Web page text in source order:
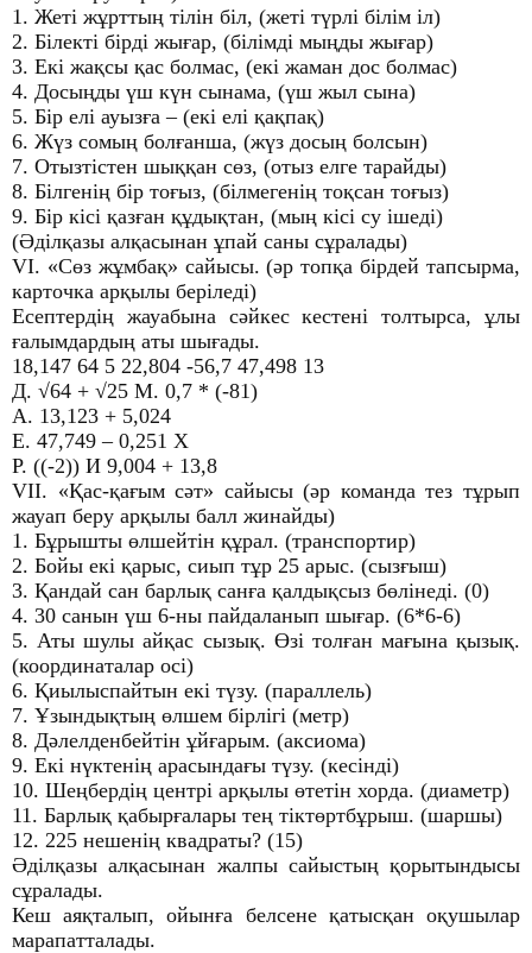
1. Жеті жұрттың тілін біл, (жеті түрлі білім іл)
2. Білекті бірді жығар, (білімді мыңды жығар)
3. Екі жақсы қас болмас, (екі жаман дос болмас)
4. Досыңды үш күн сынама, (үш жыл сына)
5. Бір елі ауызға – (екі елі қақпақ)
6. Жүз сомың болғанша, (жүз досың болсын)
7. Отызтістен шыққан сөз, (отыз елге тарайды)
8. Білгенің бір тоғыз, (білмегенің тоқсан тоғыз)
9. Бір кісі қазған құдықтан, (мың кісі су ішеді)
(Әділқазы алқасынан ұпай саны сұралады)
VІ. «Сөз жұмбақ» сайысы. (әр топқа бірдей тапсырма,
карточка арқылы беріледі)
Есептердің жауабына сәйкес кестені толтырса, ұлы
ғалымдардың аты шығады.
18,147 64 5 22,804 -56,7 47,498 13
Д. √64 + √25 М. 0,7 * (-81)
А. 13,123 + 5,024
Е. 47,749 – 0,251 Х
Р. ((-2)) И 9,004 + 13,8
VІІ. «Қас-қағым сәт» сайысы (әр команда тез тұрып
жауап беру арқылы балл жинайды)
1. Бұрышты өлшейтін құрал. (транспортир)
2. Бойы екі қарыс, сиып тұр 25 арыс. (сызғыш)
3. Қандай сан барлық санға қалдықсыз бөлінеді. (0)
4. 30 санын үш 6-ны пайдаланып шығар. (6*6-6)
5. Аты шулы айқас сызық. Өзі толған мағына қызық.
(координаталар осі)
6. Қиылыспайтын екі түзу. (параллель)
7. Ұзындықтың өлшем бірлігі (метр)
8. Дәлелденбейтін ұйғарым. (аксиома)
9. Екі нүктенің арасындағы түзу. (кесінді)
10. Шеңбердің центрі арқылы өтетін хорда. (диаметр)
11. Барлық қабырғалары тең тіктөртбұрыш. (шаршы)
12. 225 нешенің квадраты? (15)
Әділқазы алқасынан жалпы сайыстың қорытындысы
сұралады.
Кеш аяқталып, ойынға белсене қатысқан оқушылар
марапатталады.